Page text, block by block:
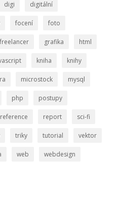
digi digitální
focení foto
freelancer grafika html
kniha knihy
microstock mysql
php postupy
reference report sci-fi
triky tutorial vektor
web webdesign